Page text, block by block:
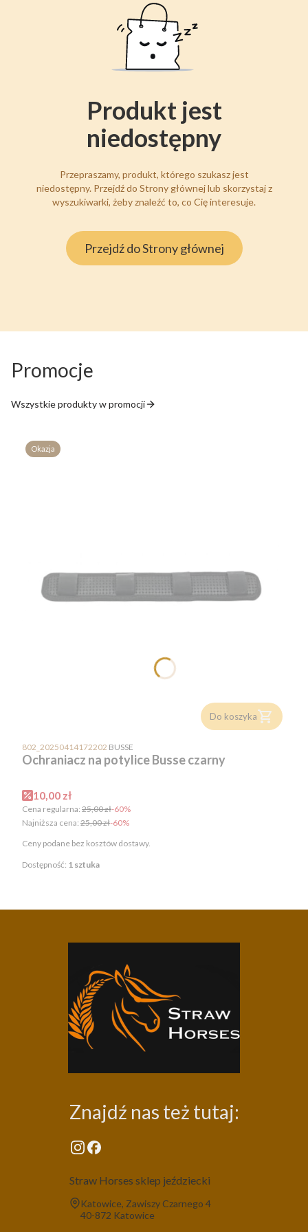
Produkt jest
niedostępny
Przepraszamy, produkt, którego szukasz jest
niedostępny. Przejdź do Strony głównej lub skorzystaj z
wyszukiwarki, żeby znaleźć to, co Cię interesuje.
Przejdź do Strony głównej
Promocje
Wszystkie produkty w promocji
Okazja
Do koszyka
802_20250414172202 PRODUCENT
BUSSE
Ochraniacz na potylice Busse czarny
Cena promocyjna
10,00 zł
Cena regularna: 25,00 zł-60%
Najniższa cena: 25,00 zł-60%
Ceny podane bez kosztów dostawy.
Dostępność: 1 sztuka
Znajdź nas też tutaj:
Straw Horses sklep jeździecki
Adres:
Katowice, Zawiszy Czarnego 4
40-872 Katowice